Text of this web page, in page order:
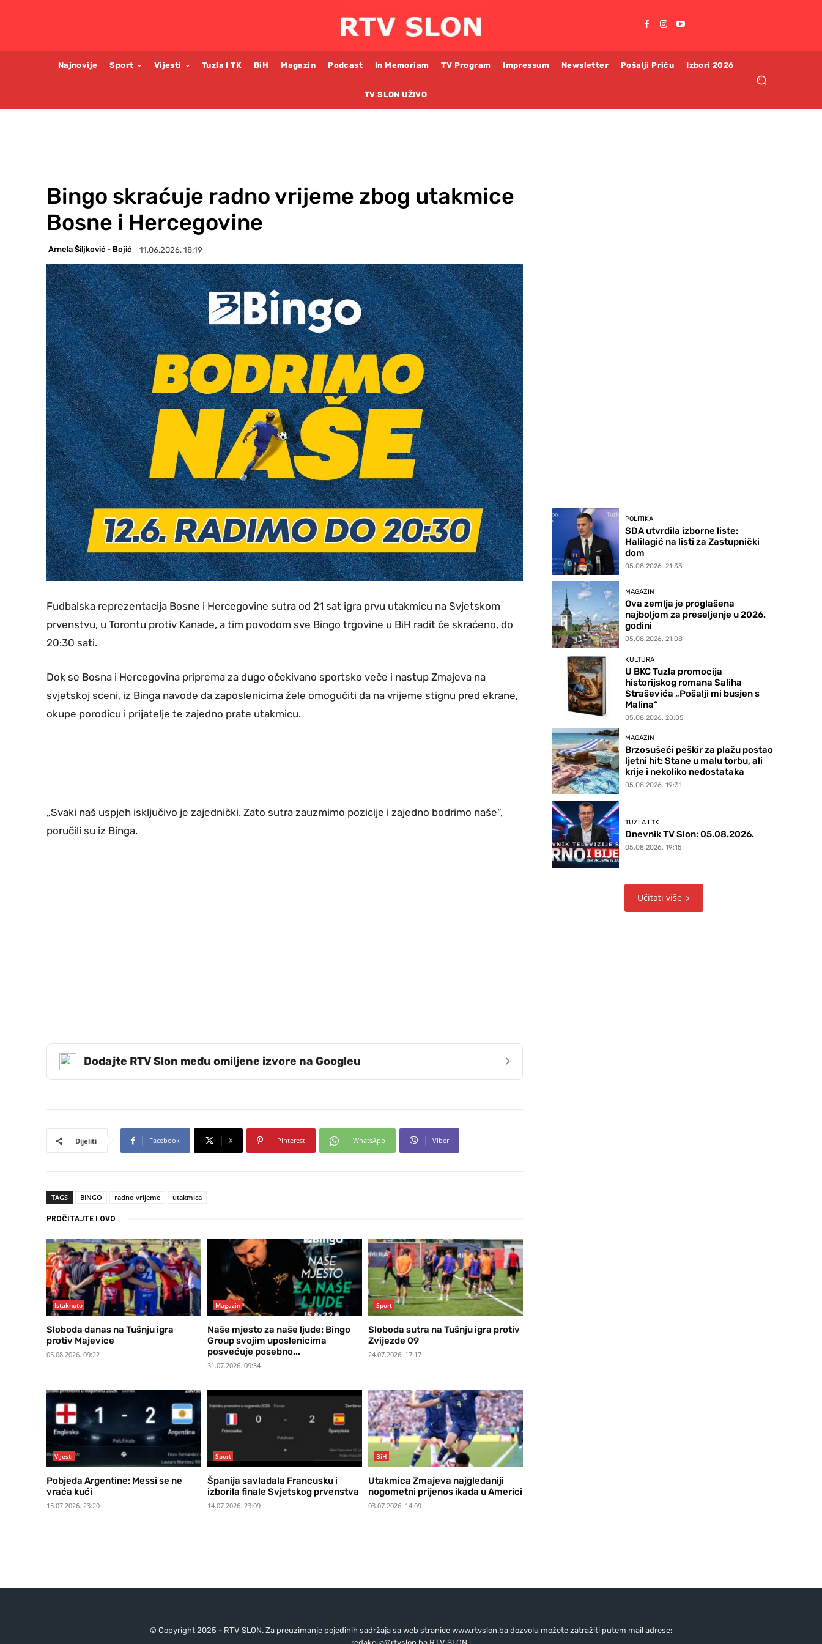
Najnovije Sport Vijesti Tuzla I TK BiH Magazin Podcast In Memoriam TV Program Impressum Newsletter Pošalji Priču Izbori 2026
TV SLON UŽIVO
Bingo skraćuje radno vrijeme zbog utakmice
Bosne i Hercegovine
Arnela Šiljković - Bojić 11.06.2026. 18:19
Fudbalska reprezentacija Bosne i Hercegovine sutra od 21 sat igra prvu utakmicu na Svjetskom
prvenstvu, u Torontu protiv Kanade, a tim povodom sve Bingo trgovine u BiH radit će skraćeno, do
20:30 sati.
Dok se Bosna i Hercegovina priprema za dugo očekivano sportsko veče i nastup Zmajeva na
svjetskoj sceni, iz Binga navode da zaposlenicima žele omogućiti da na vrijeme stignu pred ekrane,
okupe porodicu i prijatelje te zajedno prate utakmicu.
„Svaki naš uspjeh isključivo je zajednički. Zato sutra zauzmimo pozicije i zajedno bodrimo naše“,
poručili su iz Binga.
Dodajte RTV Slon među omiljene izvore na Googleu ›
Dijeliti Facebook X Pinterest WhatsApp Viber
TAGS BINGO radno vrijeme utakmica
PROČITAJTE I OVO
Istaknuto
Sloboda danas na Tušnju igra
protiv Majevice
05.08.2026. 09:22
Magazin
Naše mjesto za naše ljude: Bingo
Group svojim uposlenicima
posvećuje posebno...
31.07.2026. 09:34
Sport
Sloboda sutra na Tušnju igra protiv
Zvijezde 09
24.07.2026. 17:17
Vijesti
Pobjeda Argentine: Messi se ne
vraća kući
15.07.2026. 23:20
Sport
Španija savladala Francusku i
izborila finale Svjetskog prvenstva
14.07.2026. 23:09
BiH
Utakmica Zmajeva najgledaniji
nogometni prijenos ikada u Americi
03.07.2026. 14:09
POLITIKA
SDA utvrdila izborne liste:
Halilagić na listi za Zastupnički
dom
05.08.2026. 21:33
MAGAZIN
Ova zemlja je proglašena
najboljom za preseljenje u 2026.
godini
05.08.2026. 21:08
KULTURA
U BKC Tuzla promocija
historijskog romana Saliha
Straševića „Pošalji mi busjen s
Malina“
05.08.2026. 20:05
MAGAZIN
Brzosušeći peškir za plažu postao
ljetni hit: Stane u malu torbu, ali
krije i nekoliko nedostataka
05.08.2026. 19:31
TUZLA I TK
Dnevnik TV Slon: 05.08.2026.
05.08.2026. 19:15
Učitati više
© Copyright 2025 - RTV SLON. Za preuzimanje pojedinih sadržaja sa web stranice www.rtvslon.ba dozvolu možete zatražiti putem mail adrese: